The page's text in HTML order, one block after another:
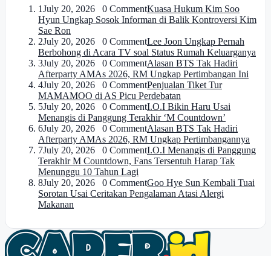
1July 20, 2026 0 CommentKuasa Hukum Kim Soo
Hyun Ungkap Sosok Informan di Balik Kontroversi Kim
Sae Ron
2July 20, 2026 0 CommentLee Joon Ungkap Pernah
Berbohong di Acara TV soal Status Rumah Keluarganya
3July 20, 2026 0 CommentAlasan BTS Tak Hadiri
Afterparty AMAs 2026, RM Ungkap Pertimbangan Ini
4July 20, 2026 0 CommentPenjualan Tiket Tur
MAMAMOO di AS Picu Perdebatan
5July 20, 2026 0 CommentI.O.I Bikin Haru Usai
Menangis di Panggung Terakhir ‘M Countdown’
6July 20, 2026 0 CommentAlasan BTS Tak Hadiri
Afterparty AMAs 2026, RM Ungkap Pertimbangannya
7July 20, 2026 0 CommentI.O.I Menangis di Panggung
Terakhir M Countdown, Fans Tersentuh Harap Tak
Menunggu 10 Tahun Lagi
8July 20, 2026 0 CommentGoo Hye Sun Kembali Tuai
Sorotan Usai Ceritakan Pengalaman Atasi Alergi
Makanan